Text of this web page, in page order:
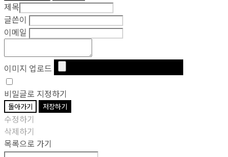
제목
글쓴이
이메일
이미지 업로드
비밀글로 지정하기
돌아가기 저장하기
수정하기
삭제하기
목록으로 가기